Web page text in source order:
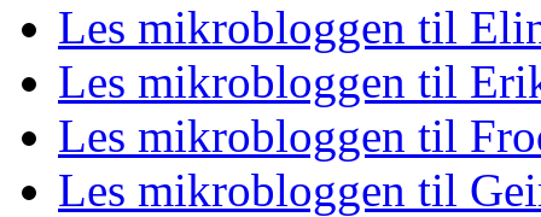
Les mikrobloggen til
Les mikrobloggen til
Les mikrobloggen til
Les mikrobloggen til